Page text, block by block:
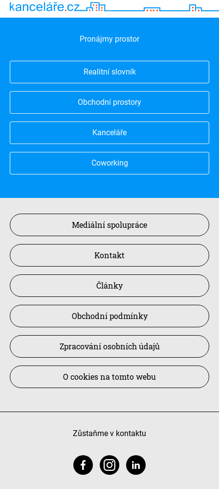
Pronájmy prostor
Realitní slovník
Obchodní prostory
Kanceláře
Coworking
Mediální spolupráce
Kontakt
Články
Obchodní podmínky
Zpracování osobních údajů
O cookies na tomto webu
Zůstaňme v kontaktu